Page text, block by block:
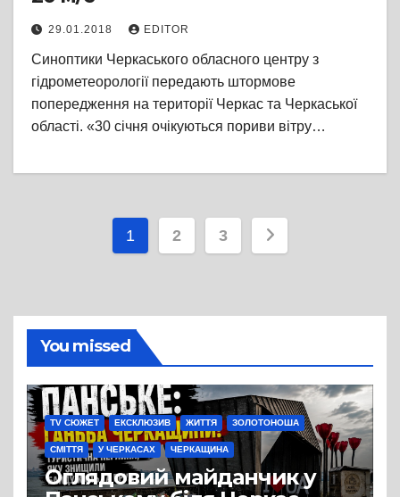
29.01.2018 EDITOR
Синоптики Черкаського обласного центру з
гідрометеорології передають штормове
попередження на території Черкас та Черкаської
області. «30 січня очікуються пориви вітру…
Пагінація
1 2 3
You missed
TV СЮЖЕТ ЕКСКЛЮЗИВ ЖИТТЯ ЗОЛОТОНОША
СМІТТЯ У ЧЕРКАСАХ ЧЕРКАЩИНА
Оглядовий майданчик у